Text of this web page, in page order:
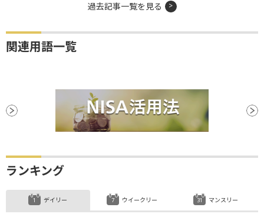
過去記事一覧を見る
関連用語一覧
ランキング
デイリー ウイークリー マンスリー